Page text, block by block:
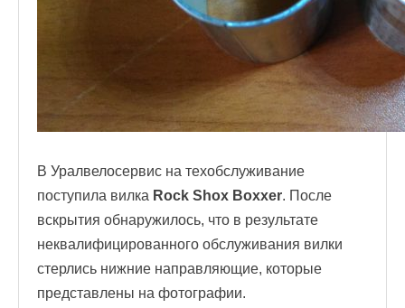
В Уралвелосервис на техобслуживание
поступила вилка Rock Shox Boxxer. После
вскрытия обнаружилось, что в результате
неквалифицированного обслуживания вилки
стерлись нижние направляющие, которые
представлены на фотографии.